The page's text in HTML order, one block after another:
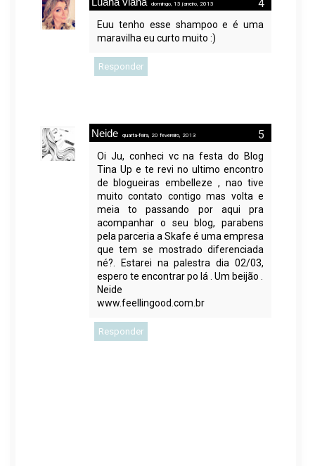
domingo, 13 janeiro, 2013
Euu tenho esse shampoo e é uma
maravilha eu curto muito :)
Responder
Neide quarta-feira, 20 fevereiro, 2013
Oi Ju, conheci vc na festa do Blog
Tina Up e te revi no ultimo encontro
de blogueiras embelleze , nao tive
muito contato contigo mas volta e
meia to passando por aqui pra
acompanhar o seu blog, parabens
pela parceria a Skafe é uma empresa
que tem se mostrado diferenciada
né?. Estarei na palestra dia 02/03,
espero te encontrar po lá . Um beijão .
Neide
www.feellingood.com.br
Responder